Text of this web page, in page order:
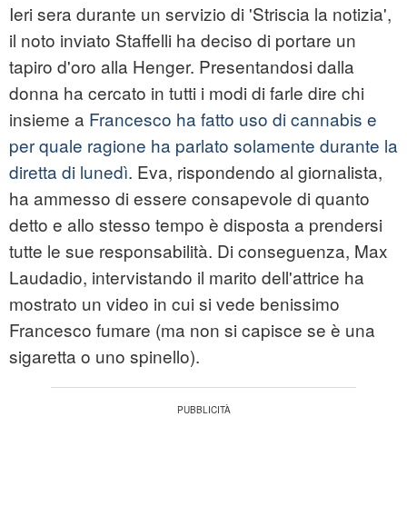
Ieri sera durante un servizio di 'Striscia la notizia',
il noto inviato Staffelli ha deciso di portare un
tapiro d'oro alla Henger. Presentandosi dalla
donna ha cercato in tutti i modi di farle dire chi
insieme a Francesco ha fatto uso di cannabis e
per quale ragione ha parlato solamente durante la
diretta di lunedì. Eva, rispondendo al giornalista,
ha ammesso di essere consapevole di quanto
detto e allo stesso tempo è disposta a prendersi
tutte le sue responsabilità. Di conseguenza, Max
Laudadio, intervistando il marito dell'attrice ha
mostrato un video in cui si vede benissimo
Francesco fumare (ma non si capisce se è una
sigaretta o uno spinello).